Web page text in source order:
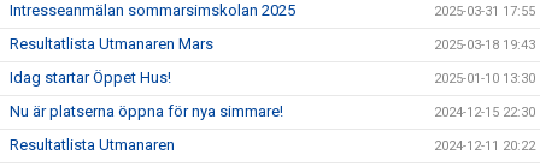
Intresseanmälan sommarsimskolan 2025 2025-03-31 17:55
Resultatlista Utmanaren Mars 2025-03-18 19:43
Idag startar Öppet Hus! 2025-01-10 13:30
Nu är platserna öppna för nya simmare! 2024-12-15 22:30
Resultatlista Utmanaren 2024-12-11 20:22